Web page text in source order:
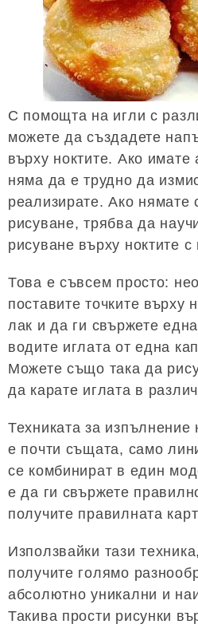
С помощта на игли с
можете да създадете
върху ноктите. Ако имате
няма да е трудно да
реализирате. Ако нямате
рисуване, трябва да
рисуване върху ноктите с
Това е съвсем просто:
поставите точките върху
лак и да ги свържете
водите иглата от една
Можете също така да
да карате иглата в
Техниката за
е почти същата, само
се комбинират в един
е да ги свържете
получите правилната
Използвайки тази
получите голямо
абсолютно уникални и
Такива прости рисунки